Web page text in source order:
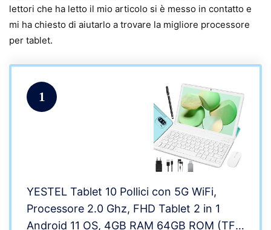
lettori che ha letto il mio articolo si è messo in contatto e
mi ha chiesto di aiutarlo a trovare la migliore processore
per tablet.
1
YESTEL Tablet 10 Pollici con 5G WiFi,
Processore 2.0 Ghz, FHD Tablet 2 in 1
Android 11 OS, 4GB RAM 64GB ROM (TF